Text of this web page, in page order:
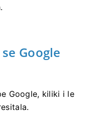
Google
Google, kiliki i le